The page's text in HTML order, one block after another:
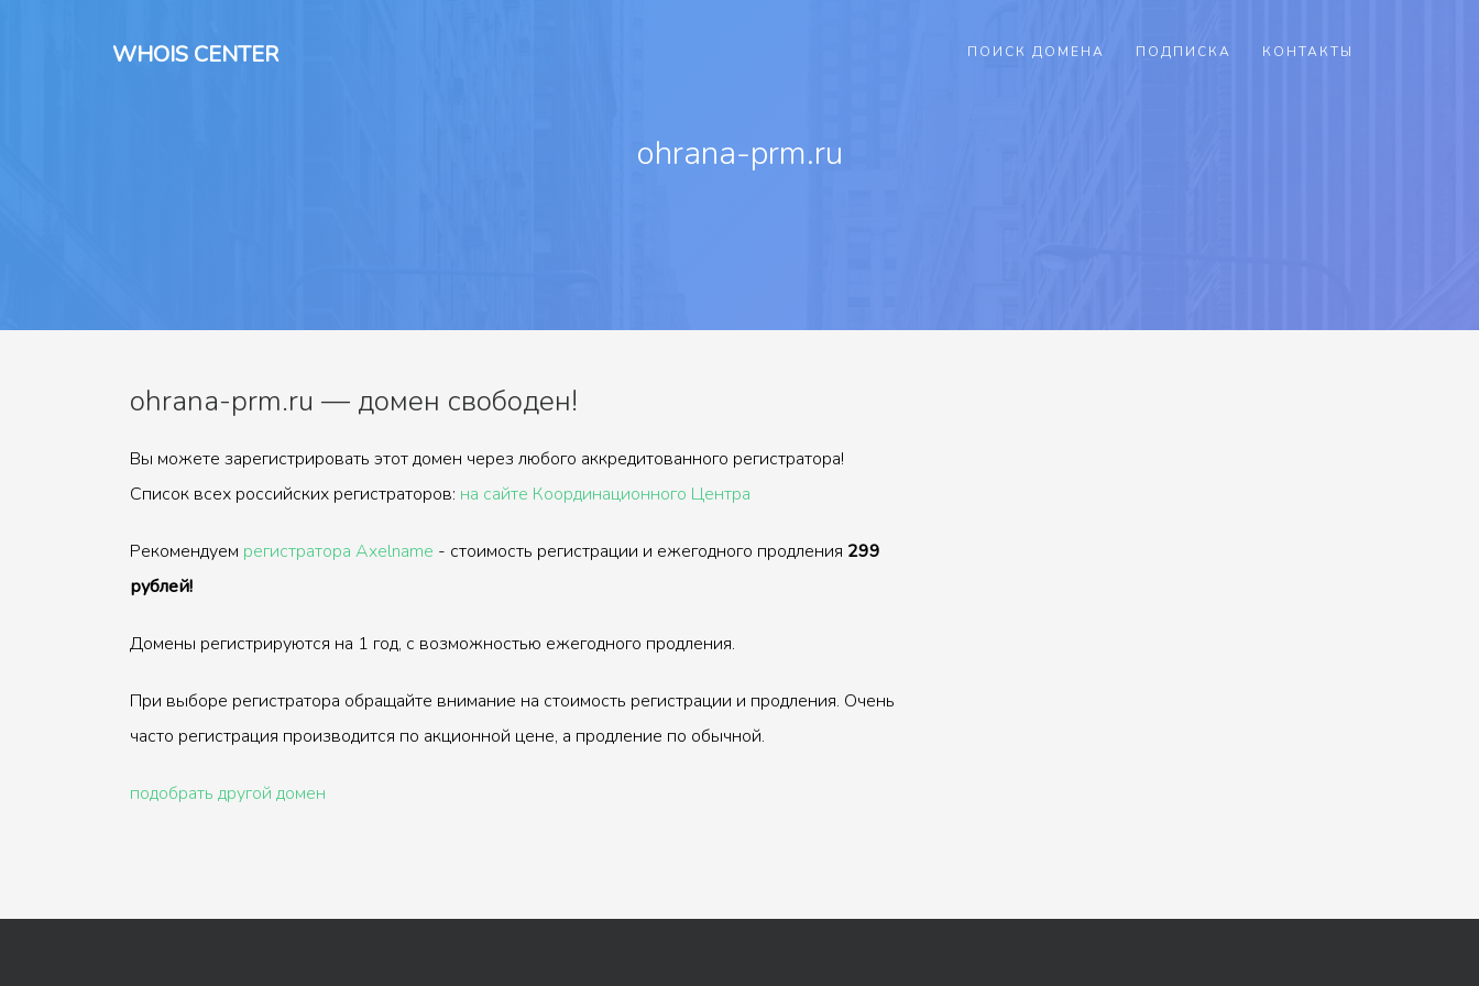
WHOIS CENTER ПОИСК ДОМЕНА ПОДПИСКА КОНТАКТЫ
ohrana-prm.ru
ohrana-prm.ru — домен свободен!
Вы можете зарегистрировать этот домен через любого аккредитованного регистратора!
Список всех российских регистраторов: на сайте Координационного Центра
Рекомендуем регистратора Axelname - стоимость регистрации и ежегодного продления 299
рублей!
Домены регистрируются на 1 год, с возможностью ежегодного продления.
При выборе регистратора обращайте внимание на стоимость регистрации и продления. Очень
часто регистрация производится по акционной цене, а продление по обычной.
подобрать другой домен